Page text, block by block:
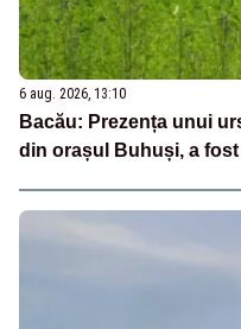
6 aug. 2026, 13:10
Bacău: Prezența unui
din orașul Buhuși, a